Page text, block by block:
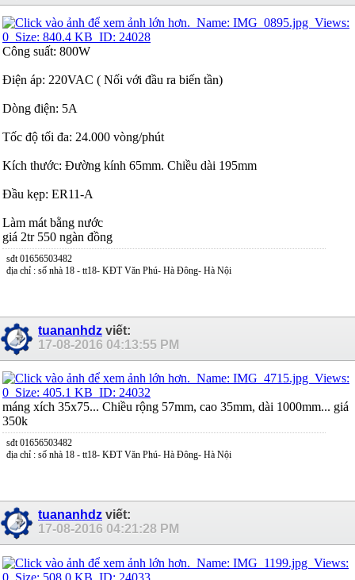
Công suất: 800W
Điện áp: 220VAC ( Nối với đầu ra biến tần)
Dòng điện: 5A
Tốc độ tối đa: 24.000 vòng/phút
Kích thước: Đường kính 65mm. Chiều dài 195mm
Đầu kẹp: ER11-A
Làm mát bằng nước
giá 2tr 550 ngàn đồng
sđt 01656503482
địa chỉ : số nhà 18 - tt18- KĐT Văn Phú- Hà Đông- Hà Nội
tuananhdz viết:
17-08-2016 04:13:55 PM
máng xích 35x75... Chiều rộng 57mm, cao 35mm, dài 1000mm... giá
350k
sđt 01656503482
địa chỉ : số nhà 18 - tt18- KĐT Văn Phú- Hà Đông- Hà Nội
tuananhdz viết:
17-08-2016 04:21:28 PM